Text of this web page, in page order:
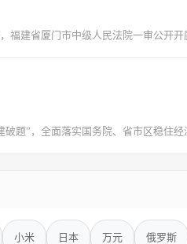
建省厦门市中级人民法院一审公开开
题”，全面落实国务院、省市区稳住
小米 日本 万元 俄罗斯